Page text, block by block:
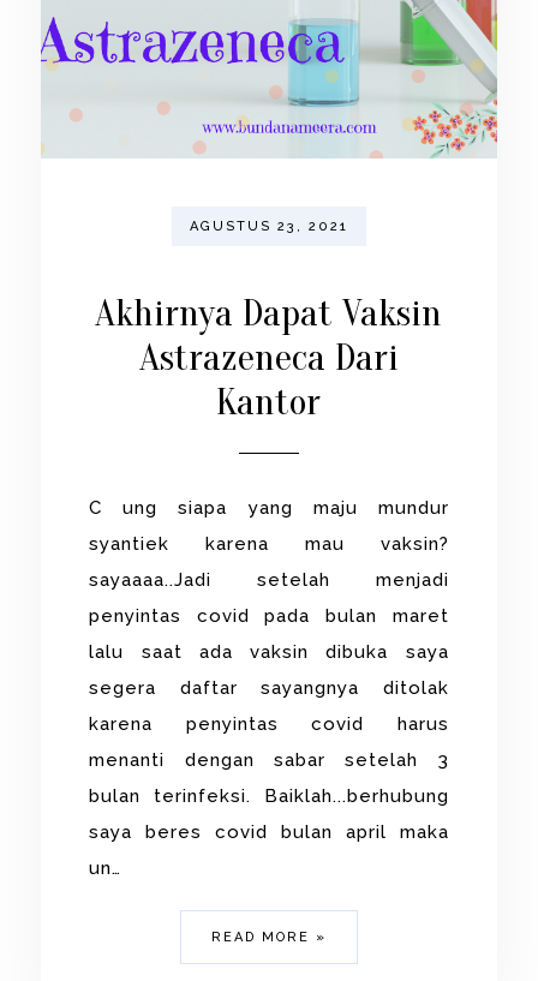
AGUSTUS 23, 2021
Akhirnya Dapat Vaksin
Astrazeneca Dari
Kantor
C ung siapa yang maju mundur
syantiek karena mau vaksin?
sayaaaa..Jadi setelah menjadi
penyintas covid pada bulan maret
lalu saat ada vaksin dibuka saya
segera daftar sayangnya ditolak
karena penyintas covid harus
menanti dengan sabar setelah 3
bulan terinfeksi. Baiklah...berhubung
saya beres covid bulan april maka
un…
READ MORE »